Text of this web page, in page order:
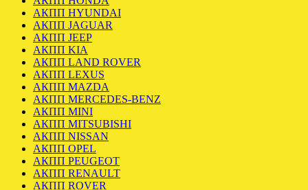
АКПП HYUNDAI
АКПП JAGUAR
АКПП JEEP
АКПП KIA
АКПП LAND ROVER
АКПП LEXUS
АКПП MAZDA
АКПП MERCEDES-BENZ
АКПП MINI
АКПП MITSUBISHI
АКПП NISSAN
АКПП OPEL
АКПП PEUGEOT
АКПП RENAULT
АКПП ROVER